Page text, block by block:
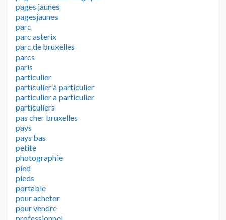
pages jaunes
pagesjaunes
parc
parc asterix
parc de bruxelles
parcs
paris
particulier
particulier à particulier
particulier a particulier
particuliers
pas cher bruxelles
pays
pays bas
petite
photographie
pied
pieds
portable
pour acheter
pour vendre